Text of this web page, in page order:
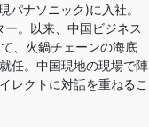
ナソニック)に入社。
。以来、中国ビジネス
、火鍋チェーンの海底
任。中国現地の現場で陣
レクトに対話を重ねるこ